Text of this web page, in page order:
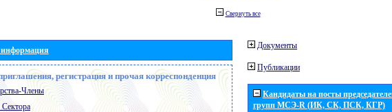
Свернуть все
регистрация и прочая корреспонденция
Члены
Документы
Публикации
Кандидаты на посты
групп МСЭ-R (ИК, СК, ПСК, КГР)